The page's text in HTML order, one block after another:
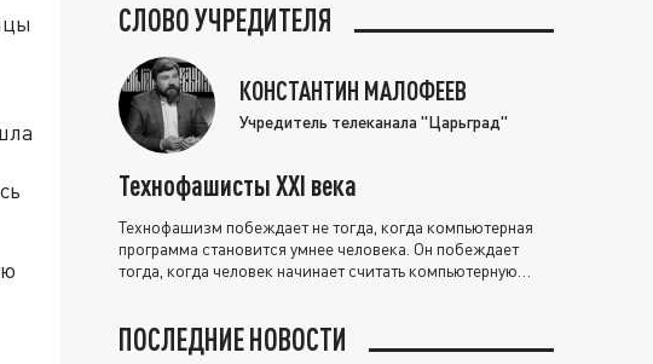
СЛОВО УЧРЕДИТЕЛЯ
КОНСТАНТИН МАЛОФЕЕВ
Учредитель телеканала "Царьград"
Технофашисты XXI века
Технофашизм побеждает не тогда, когда компьютерная
программа становится умнее человека. Он побеждает
тогда, когда человек начинает считать компьютерную
ПОСЛЕДНИЕ НОВОСТИ